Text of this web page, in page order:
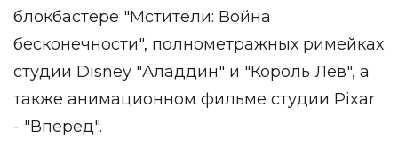
блокбастере "Мстители: Война
бесконечности", полнометражных римейках
студии Disney "Аладдин" и "Король Лев", а
также анимационном фильме студии Pixar
- "Вперед".